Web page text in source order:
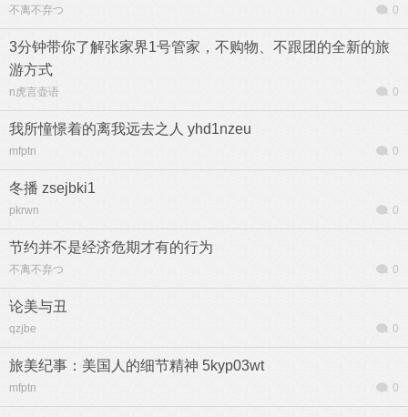
不离不弃つ 0
3分钟带你了解张家界1号管家，不购物、不跟团的全新的旅
游方式
n虎言壶语 0
我所憧憬着的离我远去之人 yhd1nzeu
mfptn 0
冬播 zsejbki1
pkrwn 0
节约并不是经济危期才有的行为
不离不弃つ 0
论美与丑
qzjbe 0
旅美纪事：美国人的细节精神 5kyp03wt
mfptn 0